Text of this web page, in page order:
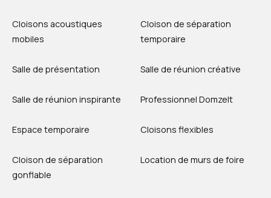
Cloisons acoustiques
mobiles
Cloison de séparation
temporaire
Salle de présentation Salle de réunion créative
Salle de réunion inspirante Professionnel Domzelt
Espace temporaire Cloisons flexibles
Cloison de séparation
gonflable
Location de murs de foire